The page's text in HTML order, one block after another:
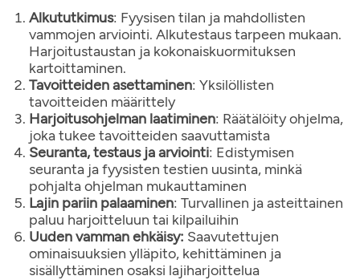
Alkututkimus: Fyysisen tilan ja mahdollisten
vammojen arviointi. Alkutestaus tarpeen mukaan.
Harjoitustaustan ja kokonaiskuormituksen
kartoittaminen.
Tavoitteiden asettaminen: Yksilöllisten
tavoitteiden määrittely
Harjoitusohjelman laatiminen: Räätälöity ohjelma,
joka tukee tavoitteiden saavuttamista
Seuranta, testaus ja arviointi: Edistymisen
seuranta ja fyysisten testien uusinta, minkä
pohjalta ohjelman mukauttaminen
Lajin pariin palaaminen: Turvallinen ja asteittainen
paluu harjoitteluun tai kilpailuihin
Uuden vamman ehkäisy: Saavutettujen
ominaisuuksien ylläpito, kehittäminen ja
sisällyttäminen osaksi lajiharjoittelua